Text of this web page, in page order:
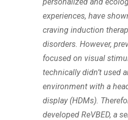
experiences, have
craving induction
disorders. However,
focused on visual
technically didn’t used
environment with a
display (HDMs).
developed ReVBED, a